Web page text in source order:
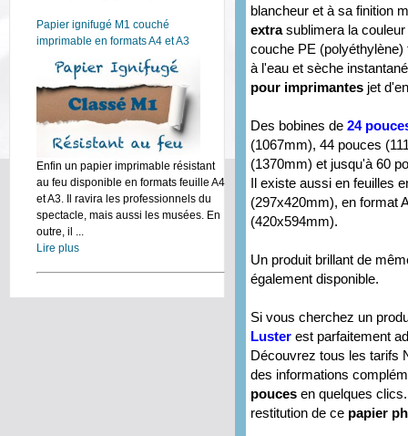
Papier ignifugé M1 couché
imprimable en formats A4 et A3
Enfin un papier imprimable résistant
au feu disponible en formats feuille A4
et A3. Il ravira les professionnels du
spectacle, mais aussi les musées. En
outre, il ...
Lire plus
blancheur et à sa finition
extrasublimera la
couche PE
à l'eau et sèche
pour imprimantes jet
Des bobines de 24
(1067mm), 44 pouces
(1370mm) et jusqu'à 60
Il existe aussi en feuilles
(297x420mm), en format
(420x594mm).
Un produit brillant de
également disponible.
Si vous cherchez un
Luster est parfaitement
Découvrez tous les tarifs
des informations
pouces en quelques
restitution de ce papier